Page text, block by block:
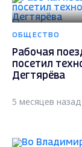
ОБЩЕСТВО
Рабочая
посетил
Дегтярёва
5 месяцев назад